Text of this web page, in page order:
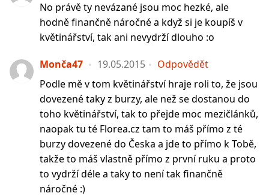
No právě ty nevázané jsou moc hezké, ale
hodně finančně náročné a když si je koupíš v
květinářství, tak ani nevydrží dlouho :o
Monča47 19.05.2015
Odpovědět
Podle mě v tom květinářství hraje roli to, že jsou
dovezené taky z burzy, ale než se dostanou do
toho květinářství, tak to přejde moc mezičlánků,
naopak tu té Florea.cz tam to máš přímo z té
burzy dovezené do Česka a jde to přímo k Tobě,
takže to máš vlastně přímo z první ruku a proto
to vydrží déle a taky to není tak finančně
náročné :)